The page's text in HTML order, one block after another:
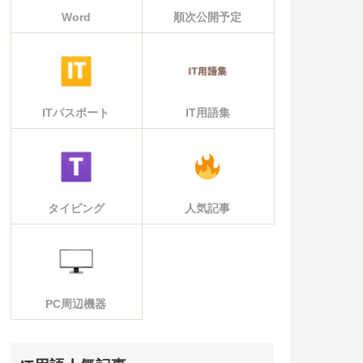
Word 順次公開予定
ITパスポート IT用語集
タイピング 人気記事
PC周辺機器